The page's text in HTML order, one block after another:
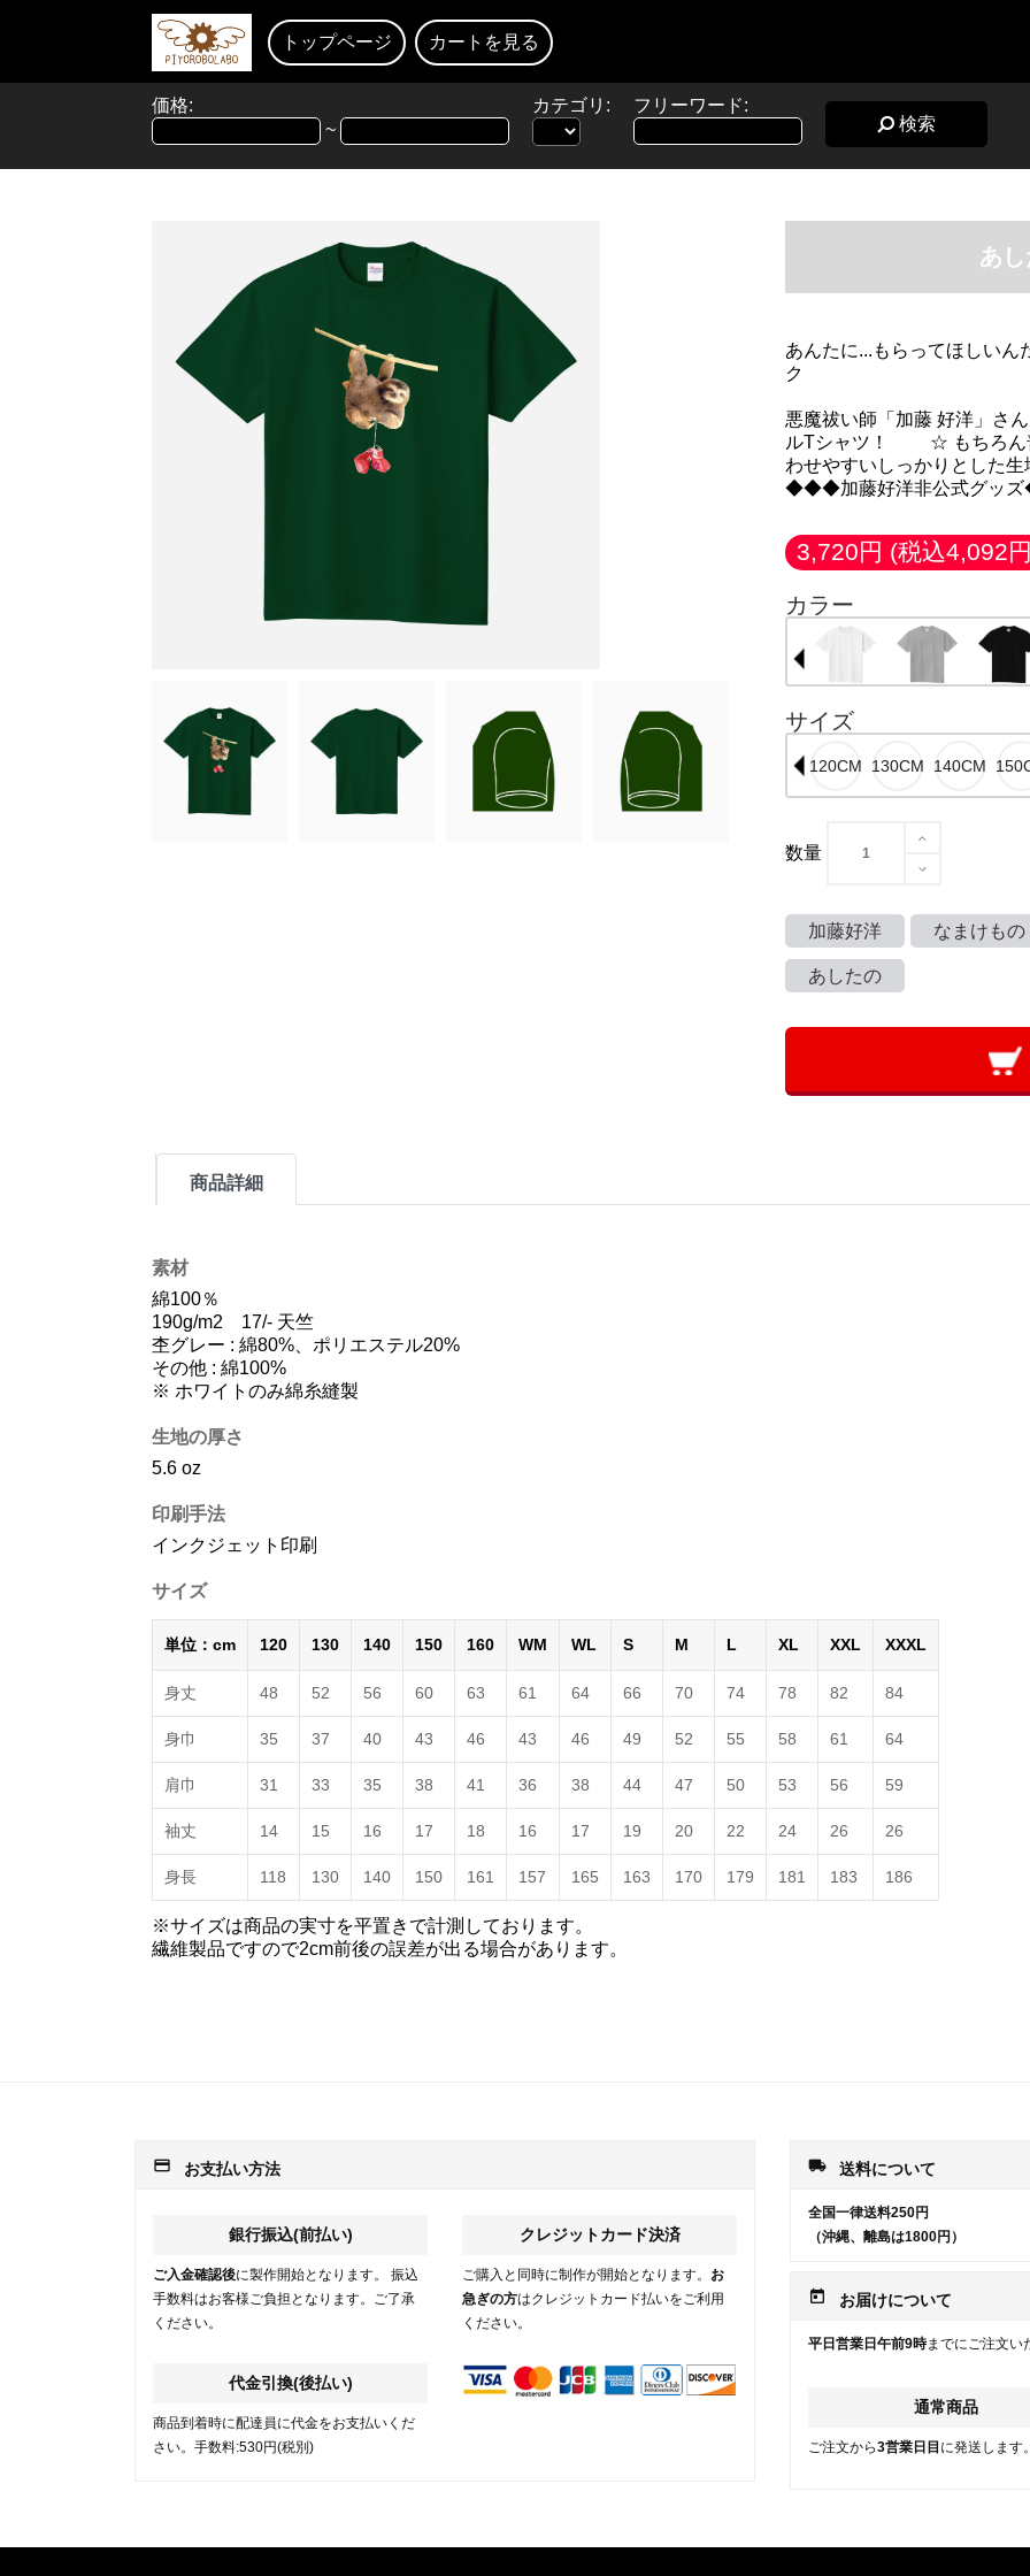
トップページ カートを見る
価格:
~
カテゴリ:
フリーワード:
検索
あ
あんたに...もらってほしいん
ク
悪魔祓い師「加藤 好洋」さ
ルTシャツ！ ☆ もちろん普
わせやすいしっかりとし
◆◆◆加藤好洋非公式グッ
3,720円 (税込4,092
カラー
サイズ
数量
加藤好洋 なまけもの
あしたの
商品詳細
素材
綿100％
190g/m2 17/- 天竺
杢グレー : 綿80%、ポリエステル20%
その他 : 綿100%
※ ホワイトのみ綿糸縫製
生地の厚さ
5.6 oz
印刷手法
インクジェット印刷
サイズ
単位：cm 120 130 140 150 160 WM WL S M L XL XXL XXXL
身丈 48 52 56 60 63 61 64 66 70 74 78 82 84
身巾 35 37 40 43 46 43 46 49 52 55 58 61 64
肩巾 31 33 35 38 41 36 38 44 47 50 53 56 59
袖丈 14 15 16 17 18 16 17 19 20 22 24 26 26
身長 118 130 140 150 161 157 165 163 170 179 181 183 186
※サイズは商品の実寸を平置きで計測しております。
繊維製品ですので2cm前後の誤差が出る場合があります。
payment お支払い方法
銀行振込(前払い)
ご入金確認後に製作開始となります。 振込
手数料はお客様ご負担となります。ご了承
ください。
代金引換(後払い)
商品到着時に配達員に代金をお支払いくだ
さい。手数料:530円(税別)
クレジットカード決済
ご購入と同時に制作が開始となります。 お
急ぎの方はクレジットカード払いをご利用
ください。
local_shipping 送料について
全国一律送料250円
（沖縄、離島は1800円）
today お届けについて
平日営業日午前9時までにご注文い
通常商品
ご注文から3営業日目 に発送します。